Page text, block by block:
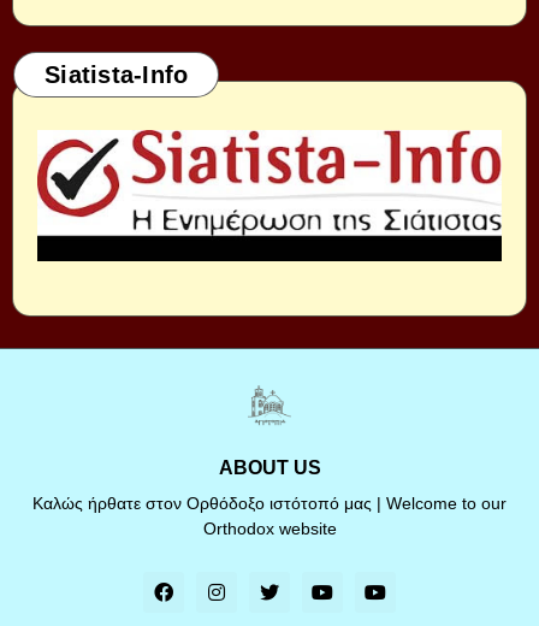
Siatista-Info
ABOUT US
Καλώς ήρθατε στον Ορθόδοξο ιστότοπό μας | Welcome to our
Orthodox website